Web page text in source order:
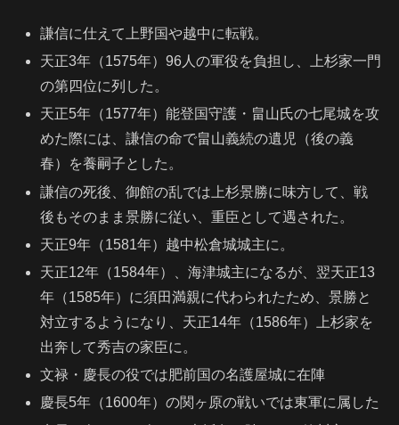
謙信に仕えて上野国や越中に転戦。
天正3年（1575年）96人の軍役を負担し、上杉家一門
の第四位に列した。
天正5年（1577年）能登国守護・畠山氏の七尾城を攻
めた際には、謙信の命で畠山義続の遺児（後の義
春）を養嗣子とした。
謙信の死後、御館の乱では上杉景勝に味方して、戦
後もそのまま景勝に従い、重臣として遇された。
天正9年（1581年）越中松倉城城主に。
天正12年（1584年）、海津城主になるが、翌天正13
年（1585年）に須田満親に代わられたため、景勝と
対立するようになり、天正14年（1586年）上杉家を
出奔して秀吉の家臣に。
文禄・慶長の役では肥前国の名護屋城に在陣
慶長5年（1600年）の関ヶ原の戦いでは東軍に属した